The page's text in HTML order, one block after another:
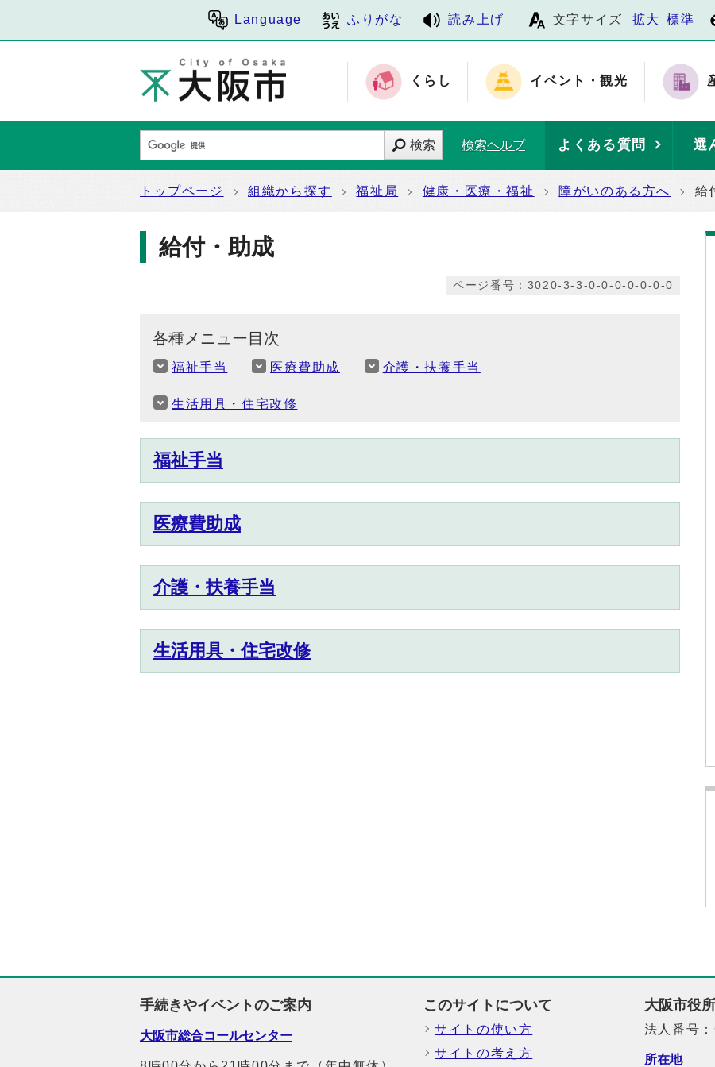
Language ふりがな 読み上げ 文字サイズ 拡大 標準
くらし イベント・観光
検索 検索ヘルプ よくある質問 選
トップページ 組織から探す 福祉局 健康・医療・福祉 障がいのある方へ 給
給付・助成
ページ番号：3020-3-3-0-0-0-0-0-0-0
各種メニュー目次
福祉手当 医療費助成 介護・扶養手当
生活用具・住宅改修
福祉手当
医療費助成
介護・扶養手当
生活用具・住宅改修
手続きやイベントのご案内
大阪市総合コールセンター
このサイトについて
サイトの使い方
サイトの考え方
大阪市役所
法人番号
所在地